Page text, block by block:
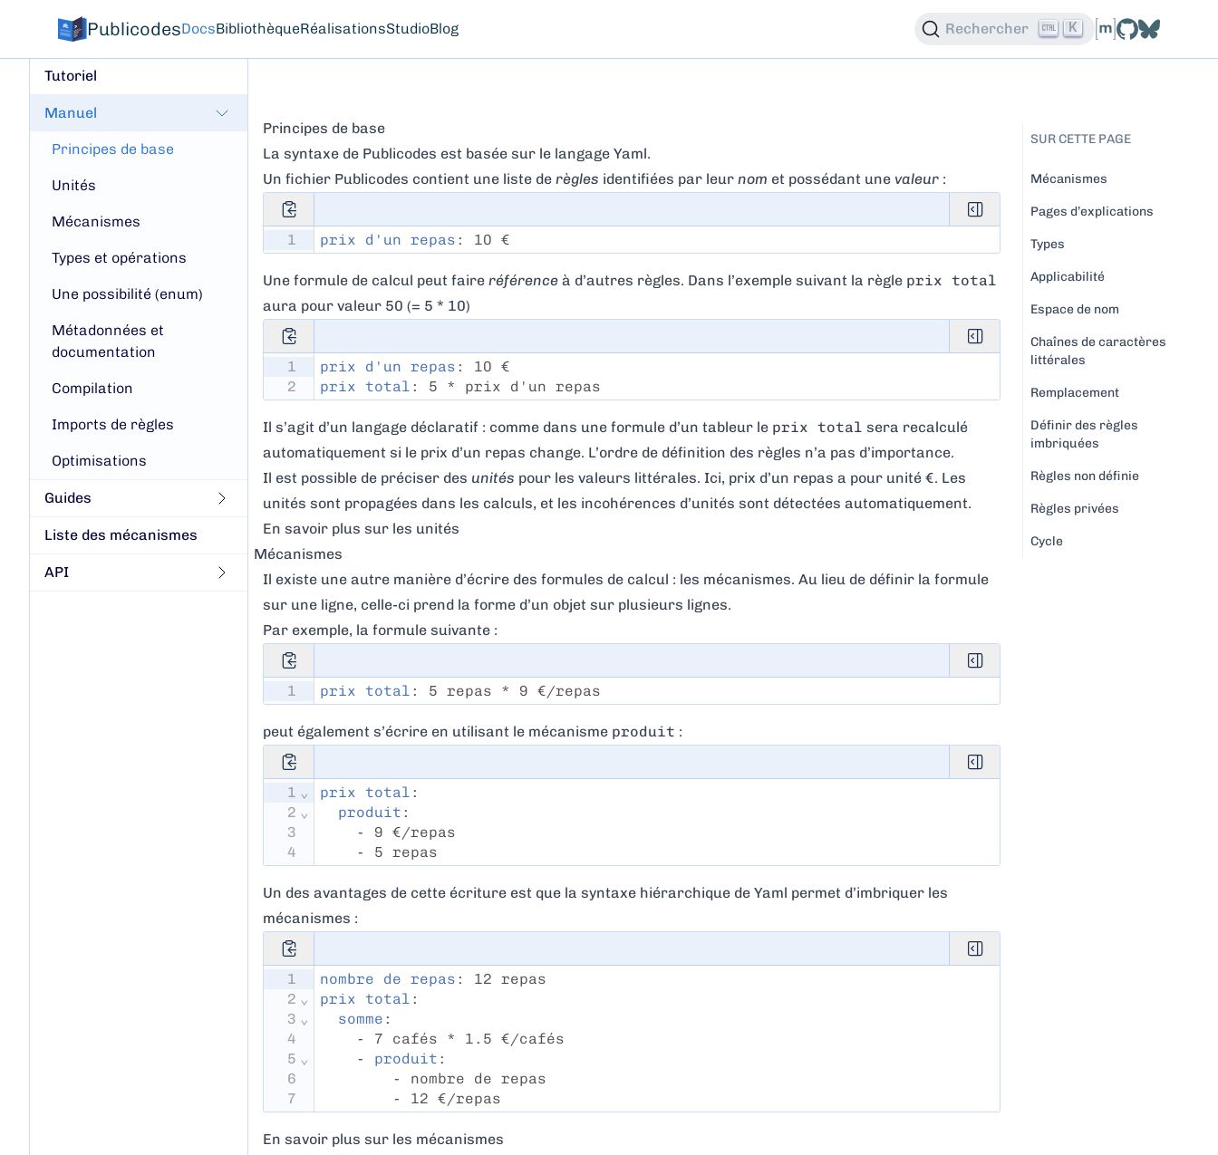
PublicodesDocsBibliothèqueRéalisationsStudioBlog Rechercher K
Tutoriel
Manuel
Principes de base
Unités
Mécanismes
Types et opérations
Une possibilité (enum)
Métadonnées et
documentation
Compilation
Imports de règles
Optimisations
Guides
Liste des mécanismes
API
Principes de base
La syntaxe de Publicodes est basée sur le langage Yaml.
Un fichier Publicodes contient une liste de règles identifiées par leur nom et possédant une valeur :
1 prix d'un repas : 10 €
Une formule de calcul peut faire référence à d’autres règles. Dans l’exemple suivant la règle prix total
aura pour valeur 50 (= 5 * 10)
1
2
prix d'un repas : 10 €
prix total : 5 * prix d'un repas
Il s’agit d’un langage déclaratif : comme dans une formule d’un tableur le prix total sera recalculé
automatiquement si le prix d’un repas change. L’ordre de définition des règles n’a pas d’importance.
Il est possible de préciser des unités pour les valeurs littérales. Ici, prix d’un repas a pour unité €. Les
unités sont propagées dans les calculs, et les incohérences d’unités sont détectées automatiquement.
En savoir plus sur les unités
Mécanismes
Il existe une autre manière d’écrire des formules de calcul : les mécanismes. Au lieu de définir la formule
sur une ligne, celle-ci prend la forme d’un objet sur plusieurs lignes.
Par exemple, la formule suivante :
1 prix total : 5 repas * 9 €/repas
peut également s’écrire en utilisant le mécanisme produit :
1
2
3
4
⌄
⌄
prix total :
produit :
    - 9 €/repas
    - 5 repas
Un des avantages de cette écriture est que la syntaxe hiérarchique de Yaml permet d’imbriquer les
mécanismes :
1
2
3
4
5
6
7
⌄
⌄
⌄
nombre de repas : 12 repas
prix total :
somme :
    - 7 cafés * 1.5 €/cafés
    -
produit :
        - nombre de repas
        - 12 €/repas
En savoir plus sur les mécanismes
SUR CETTE PAGE
Mécanismes
Pages d’explications
Types
Applicabilité
Espace de nom
Chaînes de caractères
littérales
Remplacement
Définir des règles
imbriquées
Règles non définie
Règles privées
Cycle